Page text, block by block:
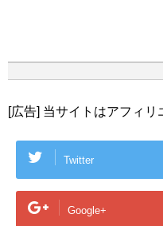
[広告] 当サイトはアフィリ
Twitter
Google+